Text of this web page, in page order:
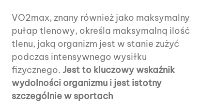
VO2max, znany również jako maksymalny
pułap tlenowy, określa maksymalną ilość
tlenu, jaką organizm jest w stanie zużyć
podczas intensywnego wysiłku
fizycznego. Jest to kluczowy wskaźnik
wydolności organizmu i jest istotny
szczególnie w sportach